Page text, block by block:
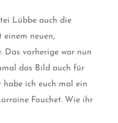
Lübbe auch die
einem neuen,
Das vorherige war nun
das Bild auch für
habe ich euch mal ein
Fouchet. Wie ihr